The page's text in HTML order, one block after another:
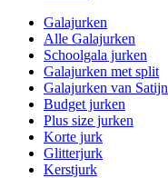
Galajurken
Alle Galajurken
Schoolgala jurken
Galajurken met split
Galajurken van Satijn
Budget jurken
Plus size jurken
Korte jurk
Glitterjurk
Kerstjurk